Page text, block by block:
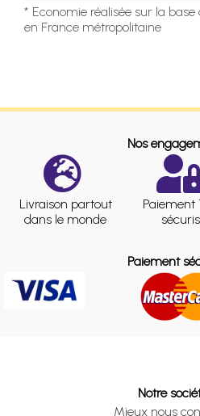
* Economie réalisée sur la
en France métropolitaine
Nos
Livraison partout
dans le monde
Paiement
Paiement
Notre
Mieux nous